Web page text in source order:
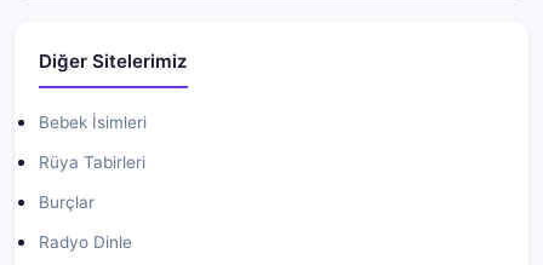
Diğer Sitelerimiz
Bebek İsimleri
Rüya Tabirleri
Burçlar
Radyo Dinle